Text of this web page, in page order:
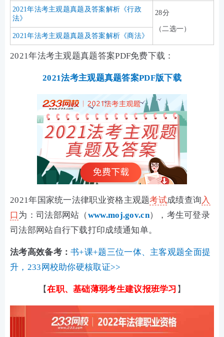
2021年法考主观题真题及答案解析《行政
法》
28分
（二选一）
2021年法考主观题真题及答案解析《商法》
2021年法考主观题真题答案PDF免费下载：
2021法考主观题真题答案PDF版下载
2021年国家统一法律职业资格主观题考试成绩查询入
口 为：司法部网站（www.moj.gov.cn），考生可登录
司法部网站自行下载打印成绩通知单。
法考高效备考：书+课+题三位一体、主客观题全面提
升，233网校助你硬核取证>>
【在职、基础薄弱考生建议报班学习 】